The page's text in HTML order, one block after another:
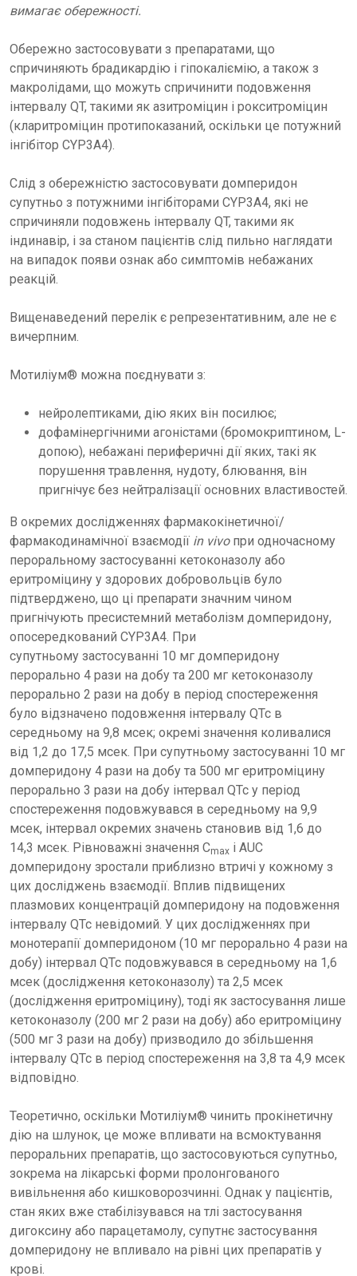
вимагає обережності.
Обережно застосовувати з препаратами, що
спричиняють брадикардію і гіпокаліємію, а також з
макролідами, що можуть спричинити подовження
інтервалу QT, такими як азитроміцин і рокситроміцин
(кларитроміцин протипоказаний, оскільки це потужний
інгібітор CYP3A4).
Слід з обережністю застосовувати домперидон
супутньо з потужними інгібіторами CYP3A4, які не
спричиняли подовжень інтервалу QT, такими як
індинавір, і за станом пацієнтів слід пильно наглядати
на випадок появи ознак або симптомів небажаних
реакцій.
Вищенаведений перелік є репрезентативним, але не є
вичерпним.
Мотиліум® можна поєднувати з:
нейролептиками, дію яких він посилює;
дофамінергічними агоністами (бромокриптином, L-
допою), небажані периферичні дії яких, такі як
порушення травлення, нудоту, блювання, він
пригнічує без нейтралізації основних властивостей.
В окремих дослідженнях фармакокінетичної/
фармакодинамічної взаємодії in vivoпри одночасному
пероральному застосуванні кетоконазолу або
еритроміцину у здорових добровольців було
підтверджено, що ці препарати значним чином
пригнічують пресистемний метаболізм домперидону,
опосередкований CYP3A4. При
супутньому застосуванні 10 мг домперидону
перорально 4 рази на добу та 200 мг кетоконазолу
перорально 2 рази на добу в період спостереження
було відзначено подовження інтервалу QТс в
середньому на 9,8 мсек; окремі значення коливалися
від 1,2 до 17,5 мсек. При супутньому застосуванні 10 мг
домперидону 4 рази на добу та 500 мг еритроміцину
перорально 3 рази на добу інтервал QТс у період
спостереження подовжувався в середньому на 9,9
мсек, інтервал окремих значень становив від 1,6 до
14,3 мсек. Рівноважні значення Cmax і AUC
домперидону зростали приблизно втричі у кожному з
цих досліджень взаємодії. Вплив підвищених
плазмових концентрацій домперидону на подовження
інтервалу QТс невідомий. У цих дослідженнях при
монотерапії домперидоном (10 мг перорально 4 рази на
добу) інтервал QТс подовжувався в середньому на 1,6
мсек (дослідження кетоконазолу) та 2,5 мсек
(дослідження еритроміцину), тоді як застосування лише
кетоконазолу (200 мг 2 рази на добу) або еритроміцину
(500 мг 3 рази на добу) призводило до збільшення
інтервалу QТс в період спостереження на 3,8 та 4,9 мсек
відповідно.
Теоретично, оскільки Мотиліум® чинить прокінетичну
дію на шлунок, це може впливати на всмоктування
пероральних препаратів, що застосовуються супутньо,
зокрема на лікарські форми пролонгованого
вивільнення або кишковорозчинні. Однак у пацієнтів,
стан яких вже стабілізувався на тлі застосування
дигоксину або парацетамолу, супутнє застосування
домперидону не впливало на рівні цих препаратів у
крові.